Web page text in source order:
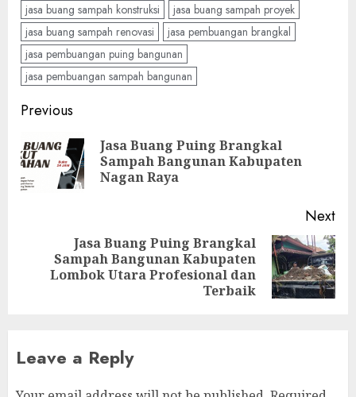
jasa buang sampah konstruksi
jasa buang sampah proyek
jasa buang sampah renovasi
jasa pembuangan brangkal
jasa pembuangan puing bangunan
jasa pembuangan sampah bangunan
Continue
Reading
Previous
Jasa Buang Puing Brangkal
Sampah Bangunan Kabupaten
Nagan Raya
Next
post:
Jasa Buang Puing Brangkal
Sampah Bangunan Kabupaten
Lombok Utara Profesional dan
Terbaik
Leave a Reply